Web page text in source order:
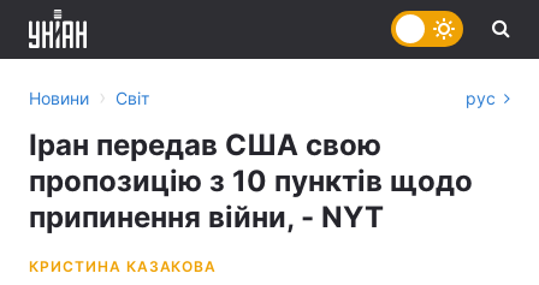
Новини › Світ рус
Іран передав США свою
пропозицію з 10 пунктів щодо
припинення війни, - NYT
КРИСТИНА КАЗАКОВА